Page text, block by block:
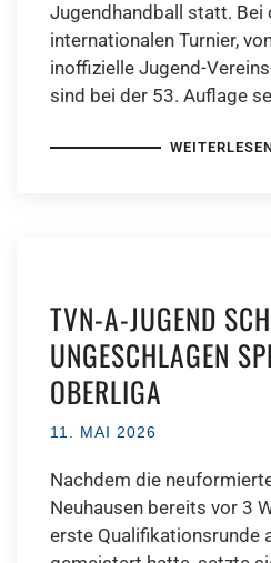
Jugendhandball statt. Bei
internationalen Turnier,
inoffizielle Jugend-
sind bei der 53. Auflage
TVN-A-JUGEND
UNGESCHLAGEN
OBERLIGA
11. MAI 2026
Nachdem die
Neuhausen bereits vor 3
erste Qualifikationsrunde